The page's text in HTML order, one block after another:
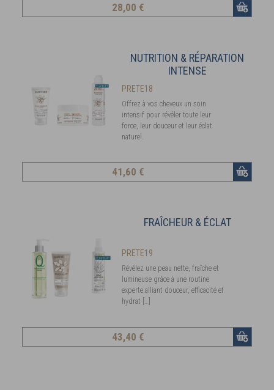
28,00 €
NUTRITION & RÉPARATION
INTENSE
PRETE18
Offrez à vos cheveux un soin
intensif pour révéler toute leur
force, leur douceur et leur éclat
naturel.
41,60 €
FRAÎCHEUR & ÉCLAT
PRETE19
Révélez une peau nette, fraîche et
lumineuse grâce à une routine
experte alliant douceur, efficacité et
hydrat […]
43,40 €